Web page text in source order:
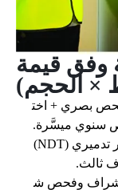
وفق قيمة
فحص بصري + اخت
سنوي ميسَّرة.
الفئة الثالثة (متوسطة الخطورة): فحص غير تدميري (NDT)
ثالث.
إشراف وفحص ش